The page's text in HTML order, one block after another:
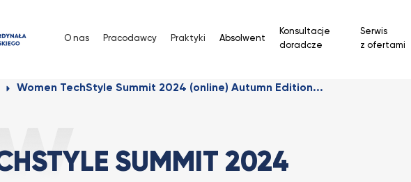
O nas Pracodawcy Praktyki Absolwent
Konsultacje
doradcze
Serwis
z ofertami
Women TechStyle Summit 2024 (online) Autumn Edition...
SUMMIT 2024